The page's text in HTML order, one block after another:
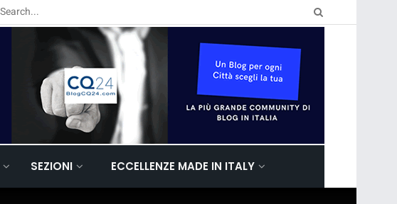
SEZIONI ECCELLENZE MADE IN ITALY